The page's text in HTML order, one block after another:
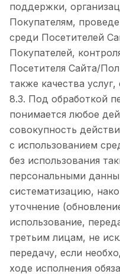
поддержки,
Покупателям,
среди Посетителей
Покупателей,
Посетителя Сайта/
также качества
8.3. Под обработкой
понимается любое
совокупность
с использованием
без использования
персональными
систематизацию,
уточнение
использование,
третьим лицам, не
передачу, если
ходе исполнения